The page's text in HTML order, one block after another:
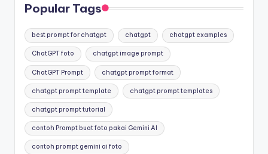
Popular Tags
best prompt for chatgpt chatgpt chatgpt examples
ChatGPT foto chatgpt image prompt
ChatGPT Prompt chatgpt prompt format
chatgpt prompt template chatgpt prompt templates
chatgpt prompt tutorial
contoh Prompt buat foto pakai Gemini AI
contoh prompt gemini ai foto